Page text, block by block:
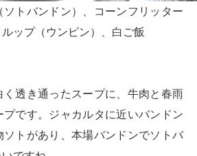
トバンドン）、コーンフリッター
ルップ（ウンピン）、白ご飯
く透き通ったスープに、牛肉と春雨
プです。ジャカルタに近いバンドン
ソトがあり、本場バンドンでソトバ